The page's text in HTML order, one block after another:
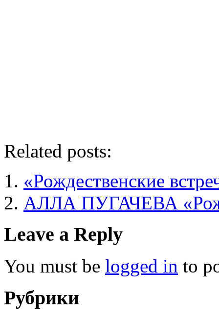
Related posts:
«Рождественские
АЛЛА ПУГАЧЕВА
Leave a Reply
You must be logged in to
Рубрики